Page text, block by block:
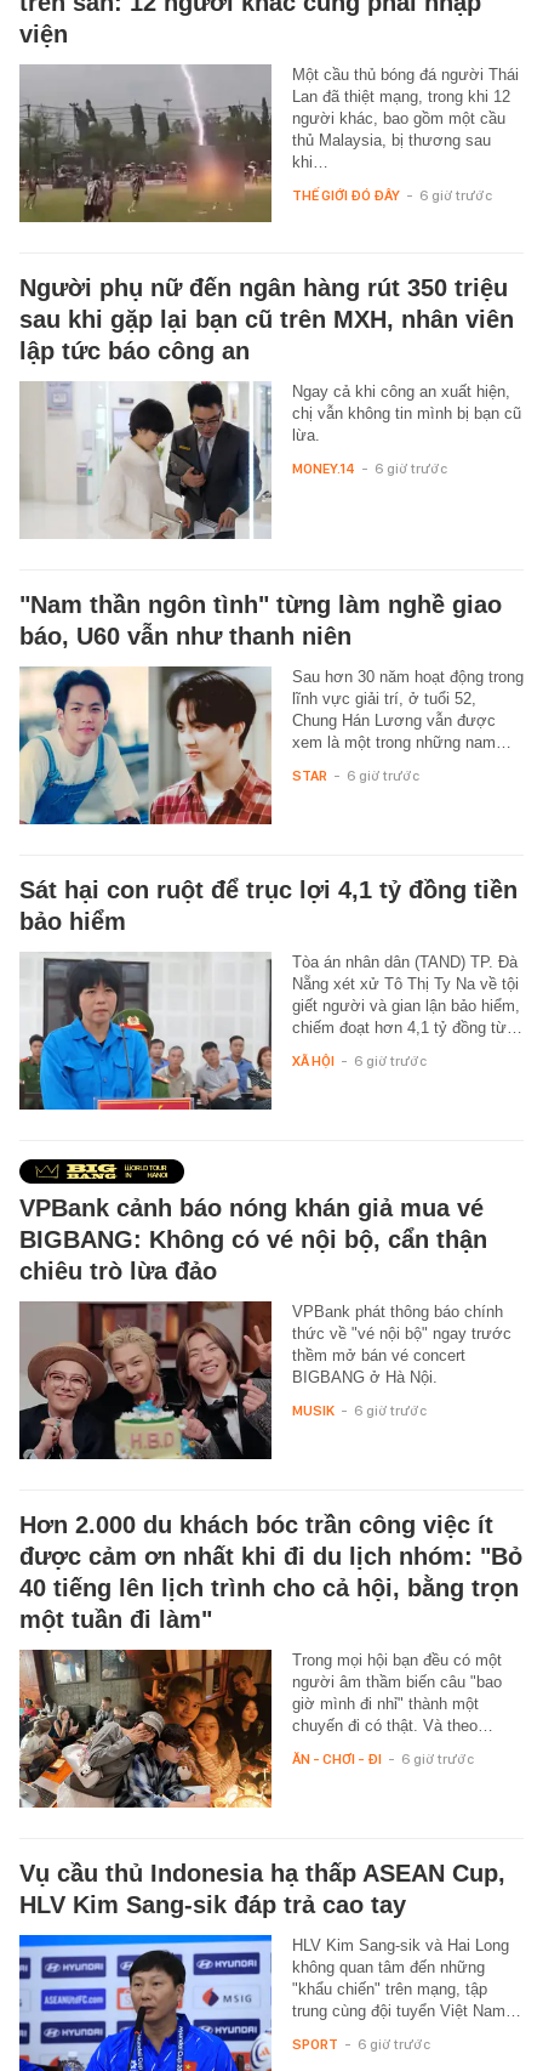
viện
Một cầu thủ bóng đá người Thái
Lan đã thiệt mạng, trong khi 12
người khác, bao gồm một cầu
thủ Malaysia, bị thương sau
khi…
THẾ GIỚI ĐÓ ĐÂY - 6 giờ trước
Người phụ nữ đến ngân hàng rút 350 triệu
sau khi gặp lại bạn cũ trên MXH, nhân viên
lập tức báo công an
Ngay cả khi công an xuất hiện,
chị vẫn không tin mình bị bạn cũ
lừa.
MONEY.14 - 6 giờ trước
"Nam thần ngôn tình" từng làm nghề giao
báo, U60 vẫn như thanh niên
Sau hơn 30 năm hoạt động trong
lĩnh vực giải trí, ở tuổi 52,
Chung Hán Lương vẫn được
xem là một trong những nam…
STAR - 6 giờ trước
Sát hại con ruột để trục lợi 4,1 tỷ đồng tiền
bảo hiểm
Tòa án nhân dân (TAND) TP. Đà
Nẵng xét xử Tô Thị Ty Na về tội
giết người và gian lận bảo hiểm,
chiếm đoạt hơn 4,1 tỷ đồng từ…
XÃ HỘI - 6 giờ trước
VPBank cảnh báo nóng khán giả mua vé
BIGBANG: Không có vé nội bộ, cẩn thận
chiêu trò lừa đảo
VPBank phát thông báo chính
thức về "vé nội bộ" ngay trước
thềm mở bán vé concert
BIGBANG ở Hà Nội.
MUSIK - 6 giờ trước
Hơn 2.000 du khách bóc trần công việc ít
được cảm ơn nhất khi đi du lịch nhóm: "Bỏ
40 tiếng lên lịch trình cho cả hội, bằng trọn
một tuần đi làm"
Trong mọi hội bạn đều có một
người âm thầm biến câu "bao
giờ mình đi nhỉ" thành một
chuyến đi có thật. Và theo…
ĂN - CHƠI - ĐI - 6 giờ trước
Vụ cầu thủ Indonesia hạ thấp ASEAN Cup,
HLV Kim Sang-sik đáp trả cao tay
HLV Kim Sang-sik và Hai Long
không quan tâm đến những
"khẩu chiến" trên mạng, tập
trung cùng đội tuyển Việt Nam…
SPORT - 6 giờ trước